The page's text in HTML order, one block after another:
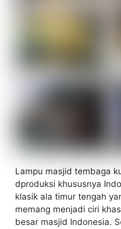
Lampu masjid tembaga
dproduksi khususnya
klasik ala timur tengah
memang menjadi ciri
besar masjid Indonesia.